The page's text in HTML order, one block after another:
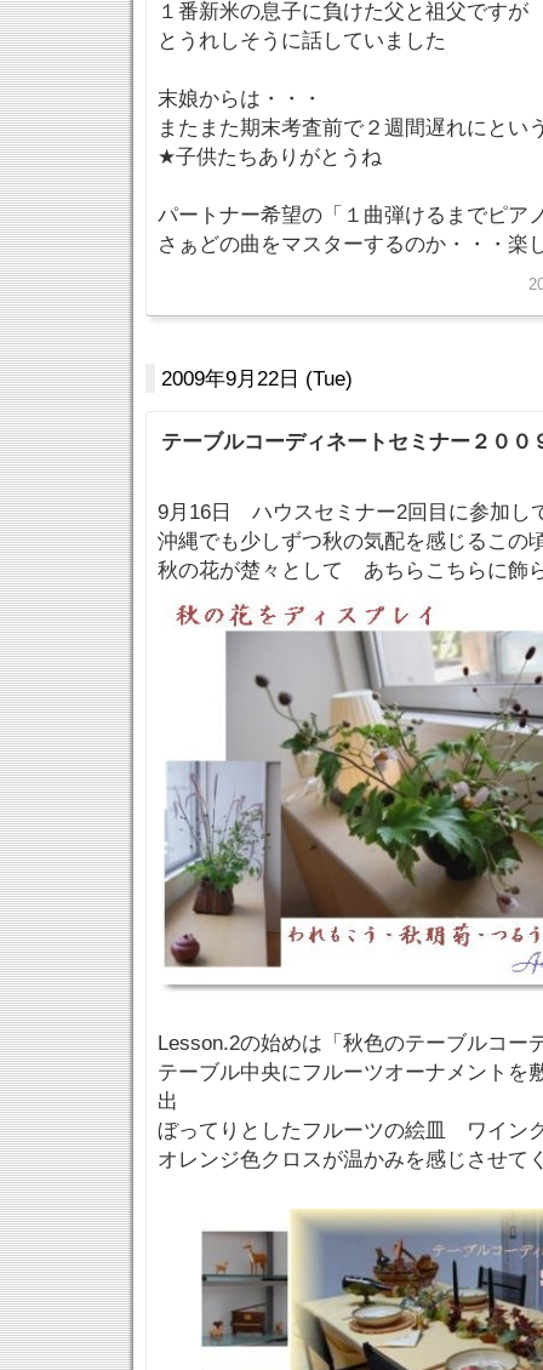
１番新米の息子に負けた父と祖父です
とうれしそうに話していました
末娘からは・・・
またまた期末考査前で２週間遅れにと
★子供たちありがとうね
パートナー希望の「１曲弾けるまでピア
さぁどの曲をマスターするのか・・・楽
2009年9月22日 (Tue)
テーブルコーディネートセミナー２０
9月16日 ハウスセミナー2回目に参加し
沖縄でも少しずつ秋の気配を感じるこ
秋の花が楚々として あちらこちらに飾
Lesson.2の始めは「秋色のテーブルコー
テーブル中央にフルーツオーナメントを
出
ぼってりとしたフルーツの絵皿 ワイン
オレンジ色クロスが温かみを感じさせて